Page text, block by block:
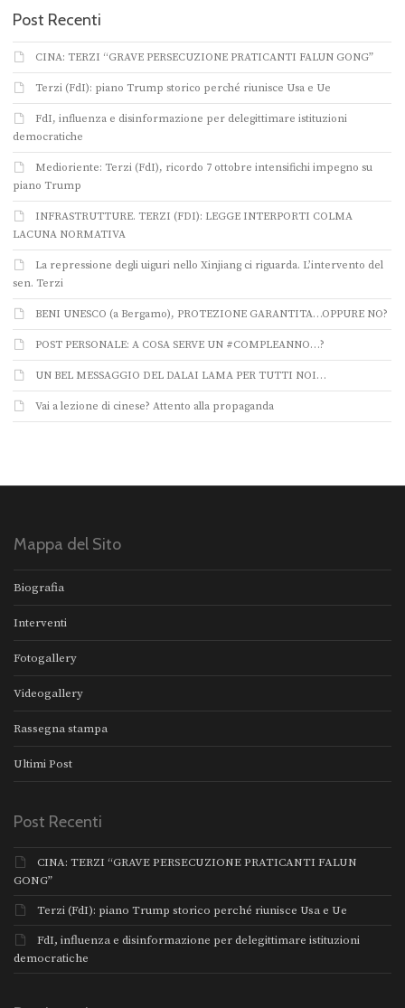
Post Recenti
CINA: TERZI “GRAVE PERSECUZIONE PRATICANTI FALUN GONG”
Terzi (FdI): piano Trump storico perché riunisce Usa e Ue
FdI, influenza e disinformazione per delegittimare istituzioni
democratiche
Medioriente: Terzi (FdI), ricordo 7 ottobre intensifichi impegno su
piano Trump
INFRASTRUTTURE. TERZI (FDI): LEGGE INTERPORTI COLMA
LACUNA NORMATIVA
La repressione degli uiguri nello Xinjiang ci riguarda. L’intervento del
sen. Terzi
BENI UNESCO (a Bergamo), PROTEZIONE GARANTITA…OPPURE NO?
POST PERSONALE: A COSA SERVE UN #COMPLEANNO…?
UN BEL MESSAGGIO DEL DALAI LAMA PER TUTTI NOI…
Vai a lezione di cinese? Attento alla propaganda
Mappa del Sito
Biografia
Interventi
Fotogallery
Videogallery
Rassegna stampa
Ultimi Post
Post Recenti
CINA: TERZI “GRAVE PERSECUZIONE PRATICANTI FALUN
GONG”
Terzi (FdI): piano Trump storico perché riunisce Usa e Ue
FdI, influenza e disinformazione per delegittimare istituzioni
democratiche